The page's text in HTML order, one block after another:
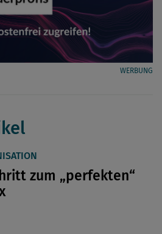
WERBUNG
zum „perfekten“